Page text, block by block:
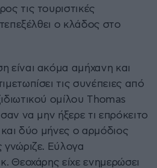
τις τουριστικές
ο κλάδος στο
είναι ακόμα αμήχανη και
τις συνέπειες από
ομίλου Thomas
να μην ήξερε τι επρόκειτο
δύο μήνες ο αρμόδιος
Εύλογα
Θεοχάρης είχε ενημερώσει